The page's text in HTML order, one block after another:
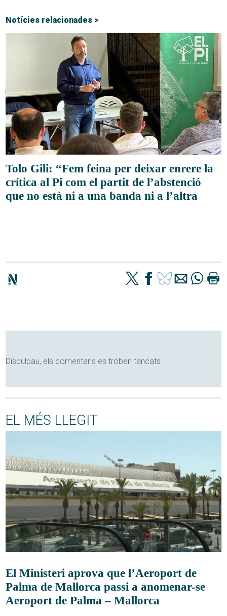
Notícies relacionades >
Tolo Gili: “Fem feina per deixar enrere la
crítica al Pi com el partit de l’abstenció
que no està ni a una banda ni a l’altra
Disculpau, els comentaris es troben tancats
EL MÉS LLEGIT
El Ministeri aprova que l’Aeroport de
Palma de Mallorca passi a anomenar-se
Aeroport de Palma – Mallorca